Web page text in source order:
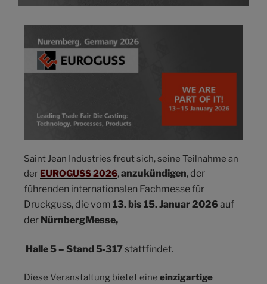
Saint Jean Industries freut sich, seine Teilnahme an
der EUROGUSS 2026,anzukündigen, der
führenden internationalen Fachmesse für
Druckguss, die vom 13. bis 15. Januar 2026auf
der NürnbergMesse,
Halle 5 – Stand 5‑317stattfindet.
Diese Veranstaltung bietet eine einzigartige